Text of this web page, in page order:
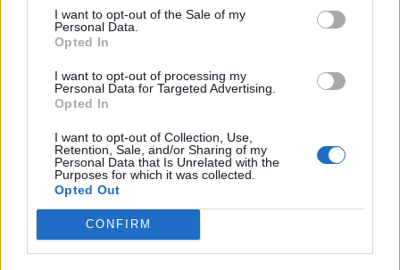
I want to opt-out of the Sale of my
Personal Data.
Opted In
I want to opt-out of processing my
Personal Data for Targeted Advertising.
Opted In
I want to opt-out of Collection, Use,
Retention, Sale, and/or Sharing of my
Personal Data that Is Unrelated with the
Purposes for which it was collected.
Opted Out
CONFIRM
fra 12. august til 18. september.
Skagensvej, bliver spærret på strækningen fra
Vestergade til Nørregade 29A, hvor der skal
udskiftes hoved- og stikledninger til
fjernvarmenettet.
Vis mere